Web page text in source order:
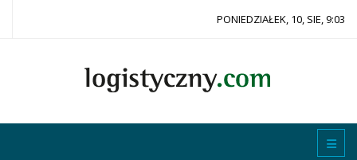
PONIEDZIAŁEK, 10, SIE, 9:03